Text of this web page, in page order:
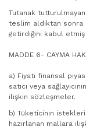
Tutanak
teslim aldıktan sonra
getirdiğini kabul etmiş
MADDE 6- CAYMA
a) Fiyatı finansal
satıcı veya
ilişkin sözleşmeler.
b) Tüketicinin
hazırlanan mallara